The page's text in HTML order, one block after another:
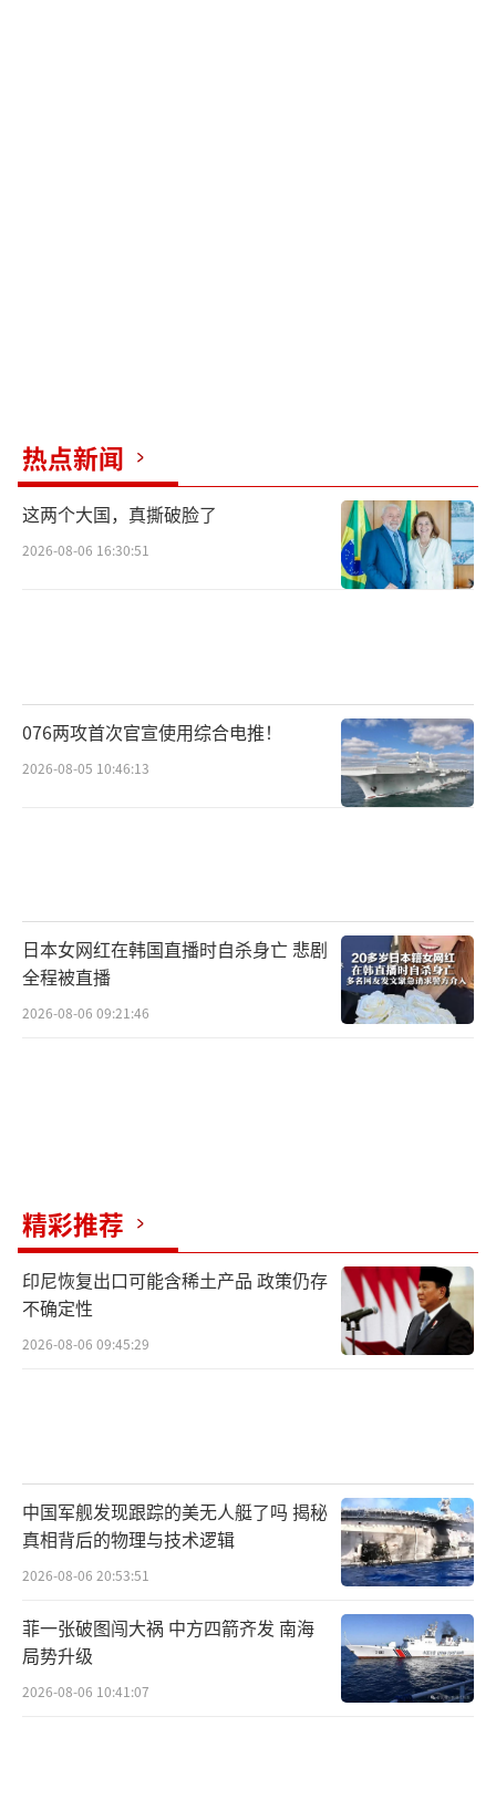
热点新闻
这两个大国，真撕破脸了
2026-08-06 16:30:51
076两攻首次官宣使用综合电推！
2026-08-05 10:46:13
日本女网红在韩国直播时自杀身亡 悲剧
全程被直播
2026-08-06 09:21:46
精彩推荐
印尼恢复出口可能含稀土产品 政策仍存
不确定性
2026-08-06 09:45:29
中国军舰发现跟踪的美无人艇了吗 揭秘
真相背后的物理与技术逻辑
2026-08-06 20:53:51
菲一张破图闯大祸 中方四箭齐发 南海
局势升级
2026-08-06 10:41:07